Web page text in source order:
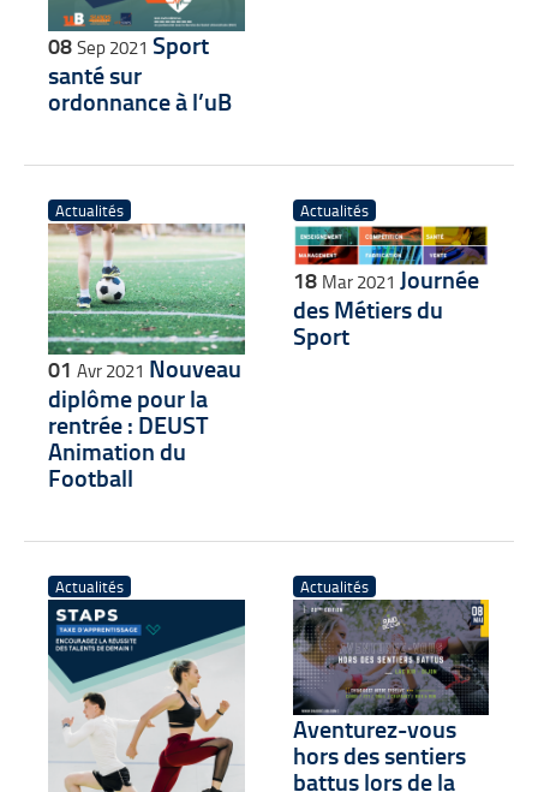
08Sep 2021 Sport
santé sur
ordonnance à l’uB
Actualités
01 Avr 2021 Nouveau
diplôme pour la
rentrée : DEUST
Animation du
Football
Actualités
18 Mar 2021 Journée
des Métiers du
Sport
Actualités Actualités
Aventurez-vous
hors des sentiers
battus lors de la